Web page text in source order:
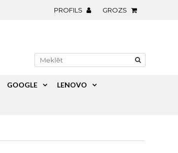
PROFILS GROZS
GOOGLE LENOVO